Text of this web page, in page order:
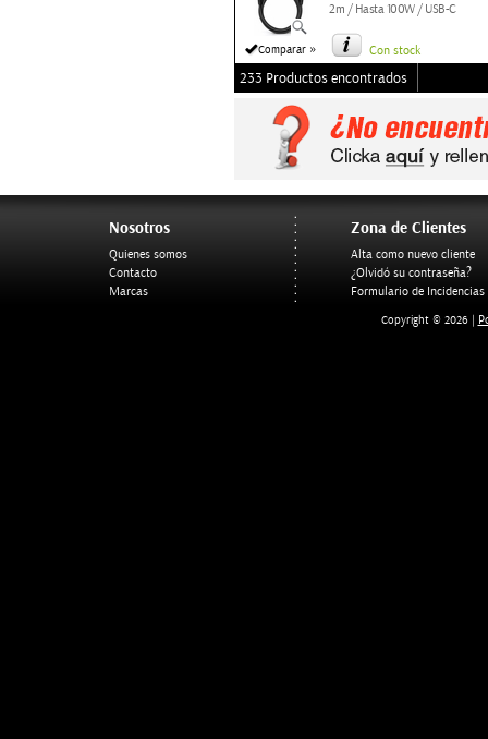
Comparar »
2m / Hasta 100W / USB-C
Con stock
233 Productos encontrados
Nosotros
Quienes somos
Contacto
Marcas
Zona de Clientes
Alta como nuevo cliente
¿Olvidó su contraseña?
Formulario de Incidencias
Copyright © 2026 |